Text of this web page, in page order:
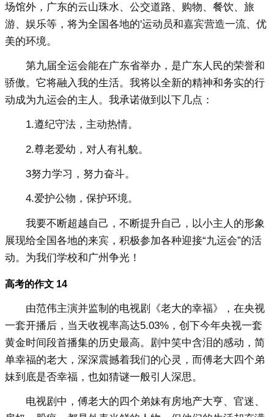
场馆外，广东的云山珠水、公交道路、购物、餐饮、旅
游、娱乐等，将为全国各地的'运动员和嘉宾营造一流、优
美的环境。
第九届全运会能在广东省举办，是广东人民的荣誉和
骄傲。它将融入我的生活。我将以全新的精神和务实的行
动成为九运会的主人。我承诺做到以下几点：
1.遵纪守法，主动热情。
2.尊老爱幼，对人有礼貌。
3努力学习，努力奋斗。
4.爱护公物，保护环境。
我要不断超越自己，不断提升自己，以小主人的形象
展现给全国各地的来宾，积极参加各种迎接“九运会”的活
动。为我们学校和广州争光！
高考的作文 14
由范伟主演并监制的电视剧《老大的幸福》，在央视
一套开播后，当天收视率高达5.03%，创下今年央视一套
黄金时间段首播集的历史最高。剧中笑中含泪的感动，简
单幸福的老大，深深震撼着我们的心灵，而傅老大四个弟
妹到底是否幸福，也如猜谜一般引人深思。
电视剧中，傅老大的四个弟妹有房地产大亨、官迷、